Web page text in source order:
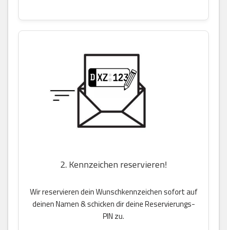
2. Kennzeichen reservieren!
Wir reservieren dein Wunschkennzeichen sofort auf
deinen Namen & schicken dir deine Reservierungs-
PIN zu.